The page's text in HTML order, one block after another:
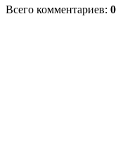
Всего комментариев: 0